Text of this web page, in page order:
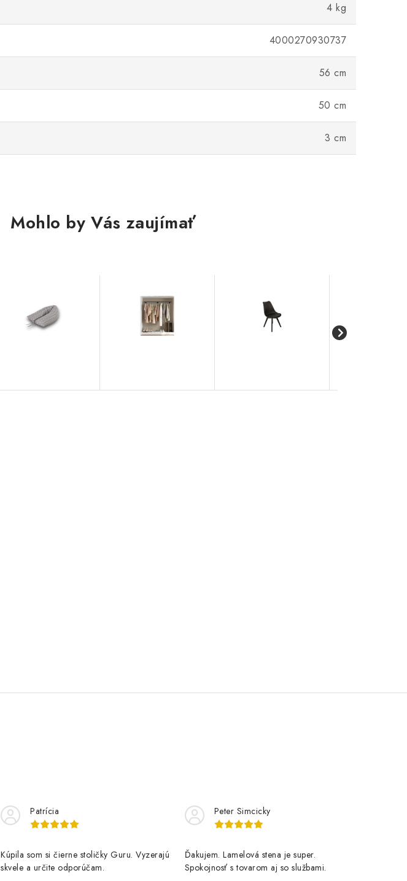
4 kg
4000270930737
56 cm
50 cm
3 cm
Mohlo by Vás zaujímať
Patrícia
Kúpila som si čierne stoličky Guru. Vyzerajú
skvele a určite odporúčam.
Peter Simcicky
Ďakujem. Lamelová stena je super.
Spokojnosť s tovarom aj so službami.